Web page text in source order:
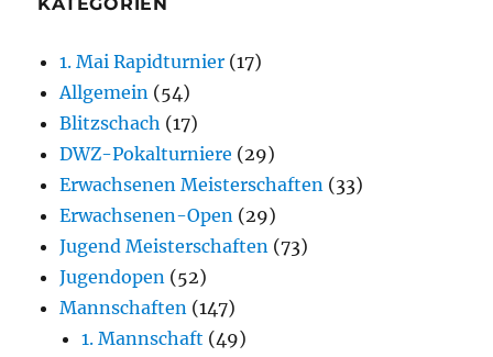
KATEGORIEN
1. Mai Rapidturnier (17)
Allgemein (54)
Blitzschach (17)
DWZ-Pokalturniere (29)
Erwachsenen Meisterschaften (33)
Erwachsenen-Open (29)
Jugend Meisterschaften (73)
Jugendopen (52)
Mannschaften (147)
1. Mannschaft (49)